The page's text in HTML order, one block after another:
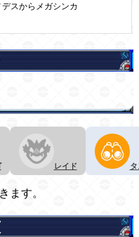
デスからメガシンカ
レイド
ます。